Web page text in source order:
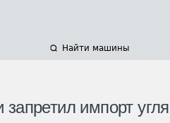
Найти машины
импорт угля